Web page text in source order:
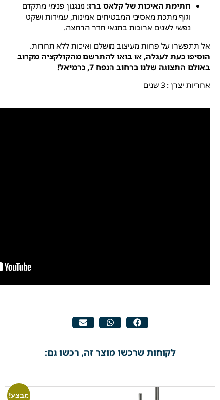
חתימת האיכות של קלאס ברז: מנגנון פנימי מתקדם
וגוף מתכת מאסיבי המבטיחים אמינות, עמידות ושקט
נפשי לשנים ארוכות בתנאי חדר הרחצה.
אל תתפשרו על פחות מעיצוב מושלם ואיכות ללא תחרות.
הוסיפו כעת לעגלה, או בואו להתרשם מהקולקציה מקרוב
באולם התצוגה שלנו ברחוב הנפח 7, כרמיאל!
אחריות יצרן : 3 שנים
לקוחות שרכשו מוצר זה, רכשו גם:
מבצע!